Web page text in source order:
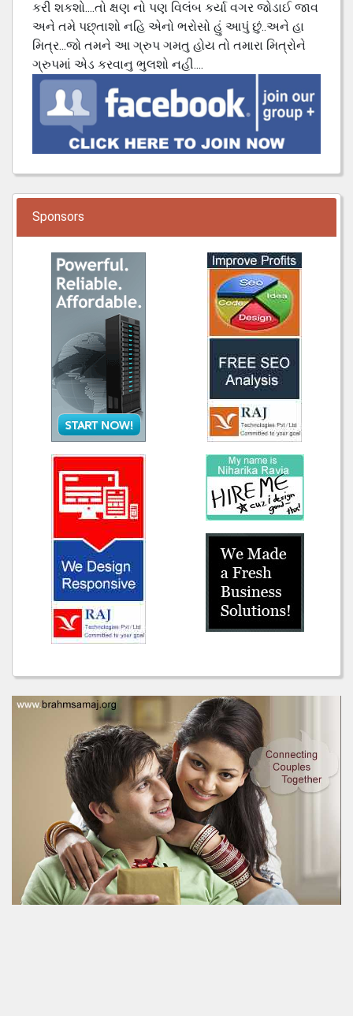
કરી શકશો....તો ક્ષણ નો પણ વિલંબ કર્યા વગર જોડાઈ જાવ
અને તમે પછ્તાશો નહિ એનો ભરોસો હું આપું છું..અને હા
મિત્ર...જો તમને આ ગ્રુપ ગમતુ હોય તો તમારા મિત્રોને
ગ્રુપમાં એડ કરવાનુ ભુલશો નહી....
Sponsors